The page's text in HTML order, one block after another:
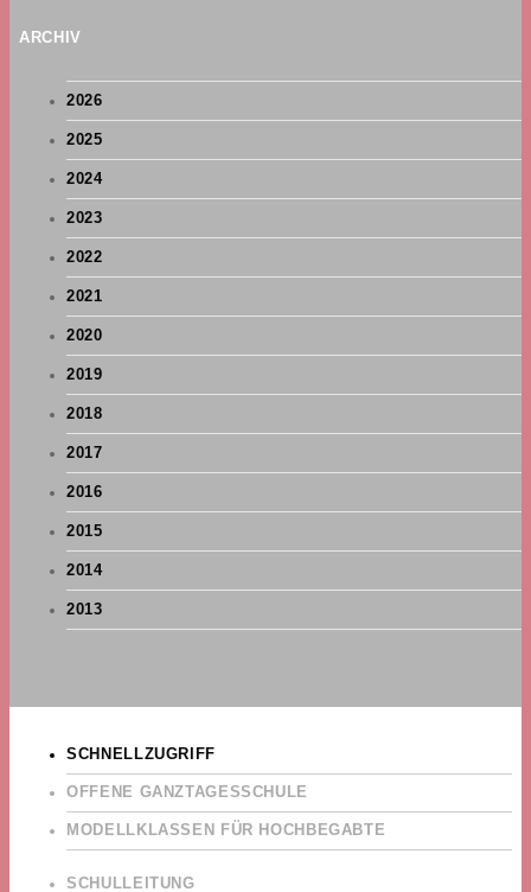
ARCHIV
2026
2025
2024
2023
2022
2021
2020
2019
2018
2017
2016
2015
2014
2013
SCHNELLZUGRIFF
OFFENE GANZTAGESSCHULE
MODELLKLASSEN FÜR HOCHBEGABTE
SCHULLEITUNG